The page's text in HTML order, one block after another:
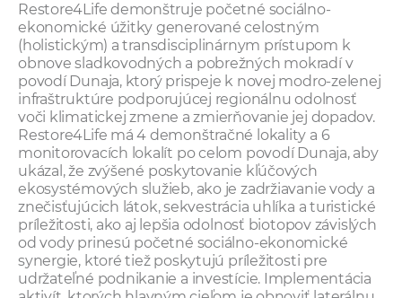
Restore4Life demonštruje početné sociálno-
ekonomické úžitky generované celostným
(holistickým) a transdisciplinárnym prístupom k
obnove sladkovodných a pobrežných mokradí v
povodí Dunaja, ktorý prispeje k novej modro-zelenej
infraštruktúre podporujúcej regionálnu odolnosť
voči klimatickej zmene a zmierňovanie jej dopadov.
Restore4Life má 4 demonštračné lokality a 6
monitorovacích lokalít po celom povodí Dunaja, aby
ukázal, že zvýšené poskytovanie kľúčových
ekosystémových služieb, ako je zadržiavanie vody a
znečisťujúcich látok, sekvestrácia uhlíka a turistické
príležitosti, ako aj lepšia odolnosť biotopov závislých
od vody prinesú početné sociálno-ekonomické
synergie, ktoré tiež poskytujú príležitosti pre
udržateľné podnikanie a investície. Implementácia